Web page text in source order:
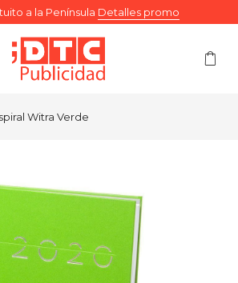
a la Península Detalles promo
Witra Verde